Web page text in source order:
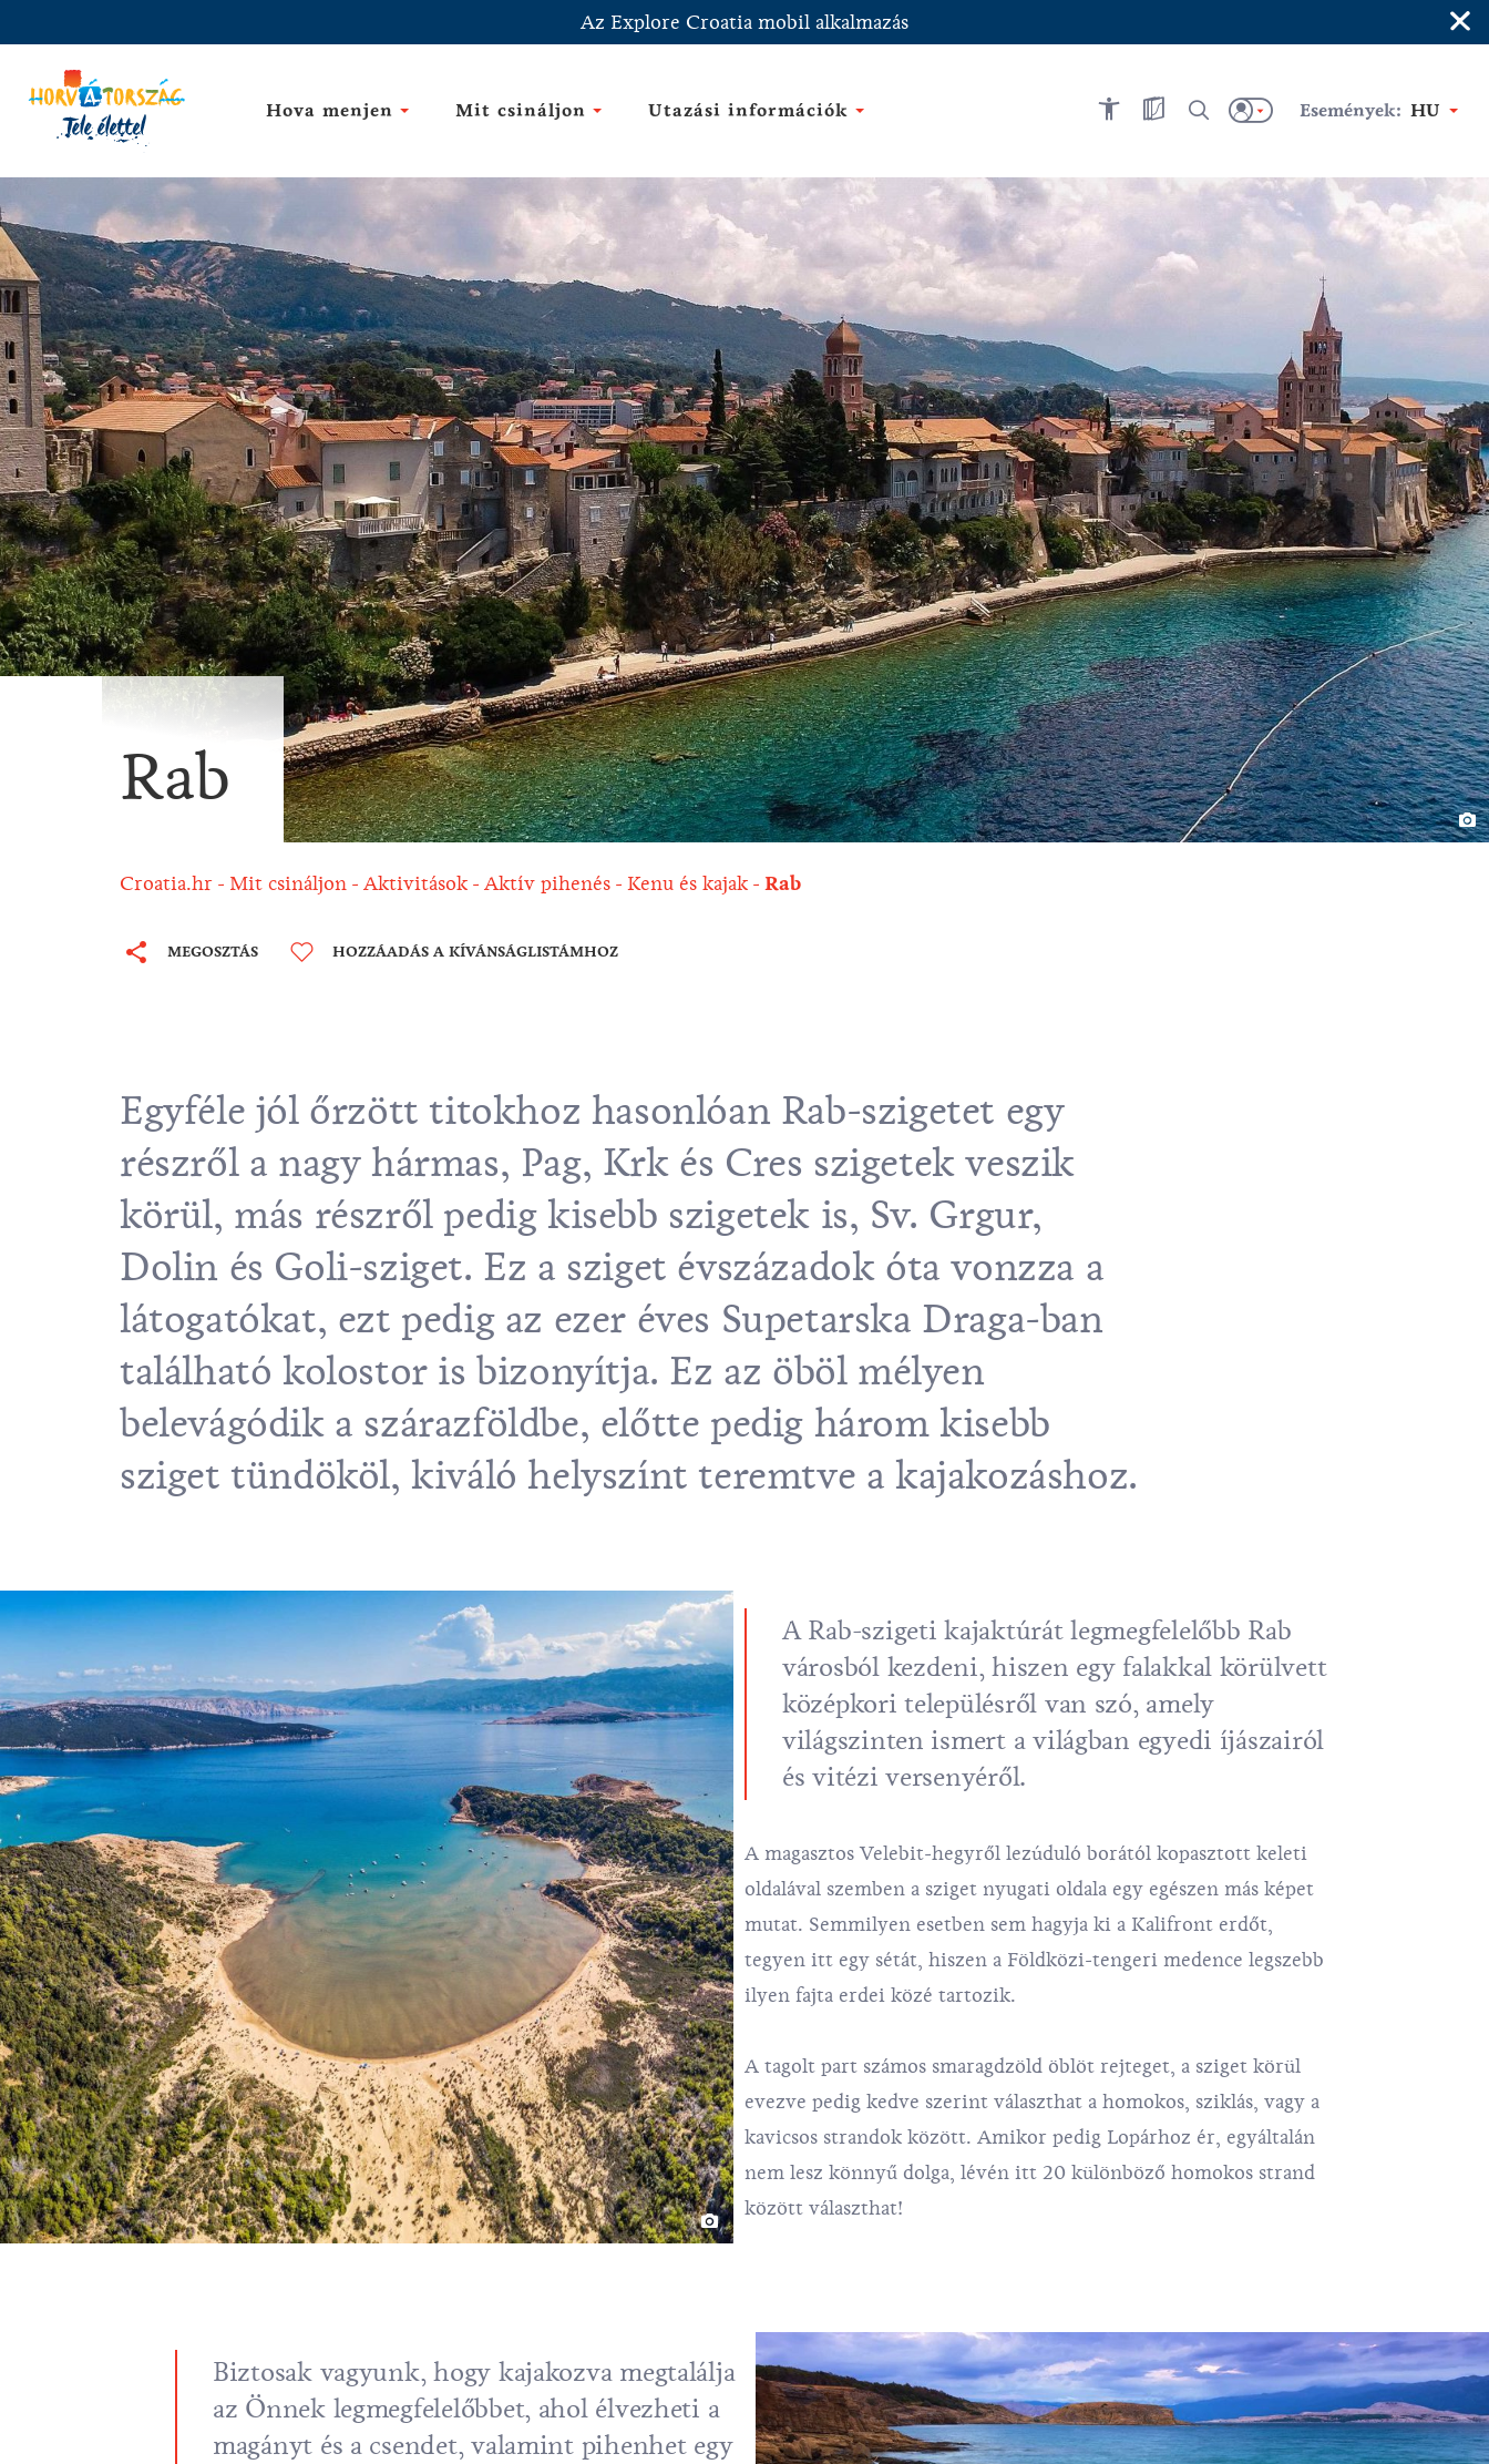
Az Explore Croatia mobil alkalmazás ×
Hova menjen Mit csináljon Utazási információk Események: HU
Rab
Croatia.hr Mit csináljon Aktivitások Aktív pihenés Kenu és kajak Rab
MEGOSZTÁS HOZZÁADÁS A KÍVÁNSÁGLISTÁMHOZ
Egyféle jól őrzött titokhoz hasonlóan Rab-szigetet egy
részről a nagy hármas, Pag, Krk és Cres szigetek veszik
körül, más részről pedig kisebb szigetek is, Sv. Grgur,
Dolin és Goli-sziget. Ez a sziget évszázadok óta vonzza a
látogatókat, ezt pedig az ezer éves Supetarska Draga-ban
található kolostor is bizonyítja. Ez az öböl mélyen
belevágódik a szárazföldbe, előtte pedig három kisebb
sziget tündököl, kiváló helyszínt teremtve a kajakozáshoz.
A Rab-szigeti kajaktúrát legmegfelelőbb Rab
városból kezdeni, hiszen egy falakkal körülvett
középkori településről van szó, amely
világszinten ismert a világban egyedi íjászairól
és vitézi versenyéről.
A magasztos Velebit-hegyről lezúduló borától kopasztott keleti
oldalával szemben a sziget nyugati oldala egy egészen más képet
mutat. Semmilyen esetben sem hagyja ki a Kalifront erdőt,
tegyen itt egy sétát, hiszen a Földközi-tengeri medence legszebb
ilyen fajta erdei közé tartozik.
A tagolt part számos smaragdzöld öblöt rejteget, a sziget körül
evezve pedig kedve szerint választhat a homokos, sziklás, vagy a
kavicsos strandok között. Amikor pedig Lopárhoz ér, egyáltalán
nem lesz könnyű dolga, lévén itt 20 különböző homokos strand
között választhat!
Biztosak vagyunk, hogy kajakozva megtalálja
az Önnek legmegfelelőbbet, ahol élvezheti a
magányt és a csendet, valamint pihenhet egy